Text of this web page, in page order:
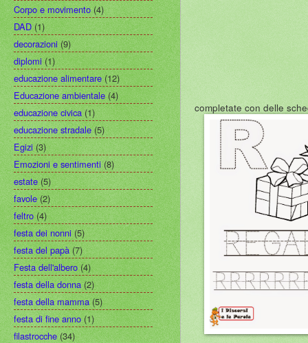
completate con delle
Corpo e movimento (4)
DAD (1)
decorazioni (9)
diplomi (1)
educazione alimentare (12)
Educazione ambientale (4)
educazione civica (1)
educazione stradale (5)
Egizi (3)
Emozioni e sentimenti (8)
estate (5)
favole (2)
feltro (4)
festa dei nonni (5)
festa del papà (7)
Festa dell'albero (4)
festa della donna (2)
festa della mamma (5)
festa di fine anno (1)
filastrocche (34)